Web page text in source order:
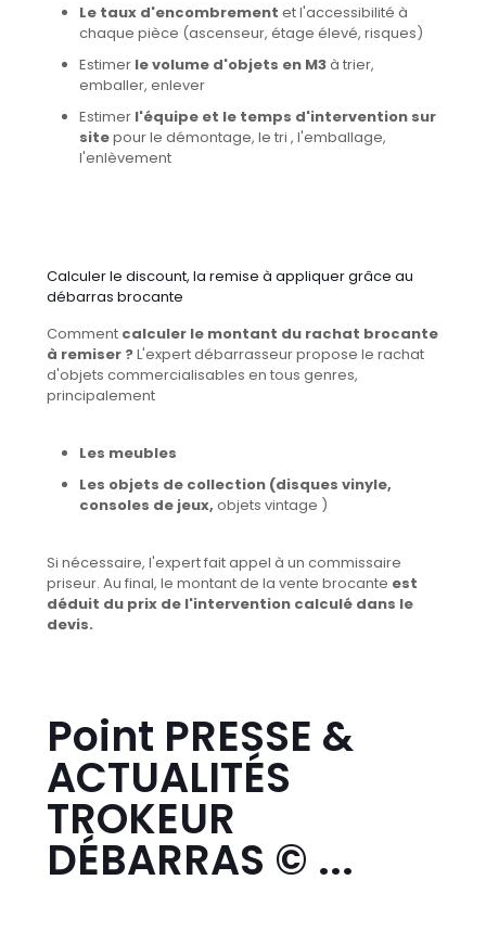
Le taux d'encombrement et l'accessibilité à
chaque pièce (ascenseur, étage élevé, risques)
Estimer le volume d'objets en M3à trier,
emballer, enlever
Estimer l'équipe et le temps d'intervention sur
sitepour le démontage, le tri , l'emballage,
l'enlèvement
Calculer le discount, la remise à appliquer grâce au
débarras brocante
Comment calculer le montant du rachat brocante
à remiser ?L'expert débarrasseur propose le rachat
d'objets commercialisables en tous genres,
principalement
Les meubles
Les objets de collection (disques vinyle,
consoles de jeux, objets vintage )
Si nécessaire, l'expert fait appel à un commissaire
priseur. Au final, le montant de la vente brocante est
déduit du prix de l'intervention calculé dans le
devis.
Point PRESSE &
ACTUALITÉS
TROKEUR
DÉBARRAS © ...